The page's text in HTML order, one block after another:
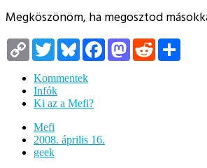
Megköszönöm, ha megosztod
Copy
Link
TwitterBlueskyFacebookMastodon
Reddit
Kommentek
Infók
Ki az a Mefi?
Mefi
2008. április 16.
geek